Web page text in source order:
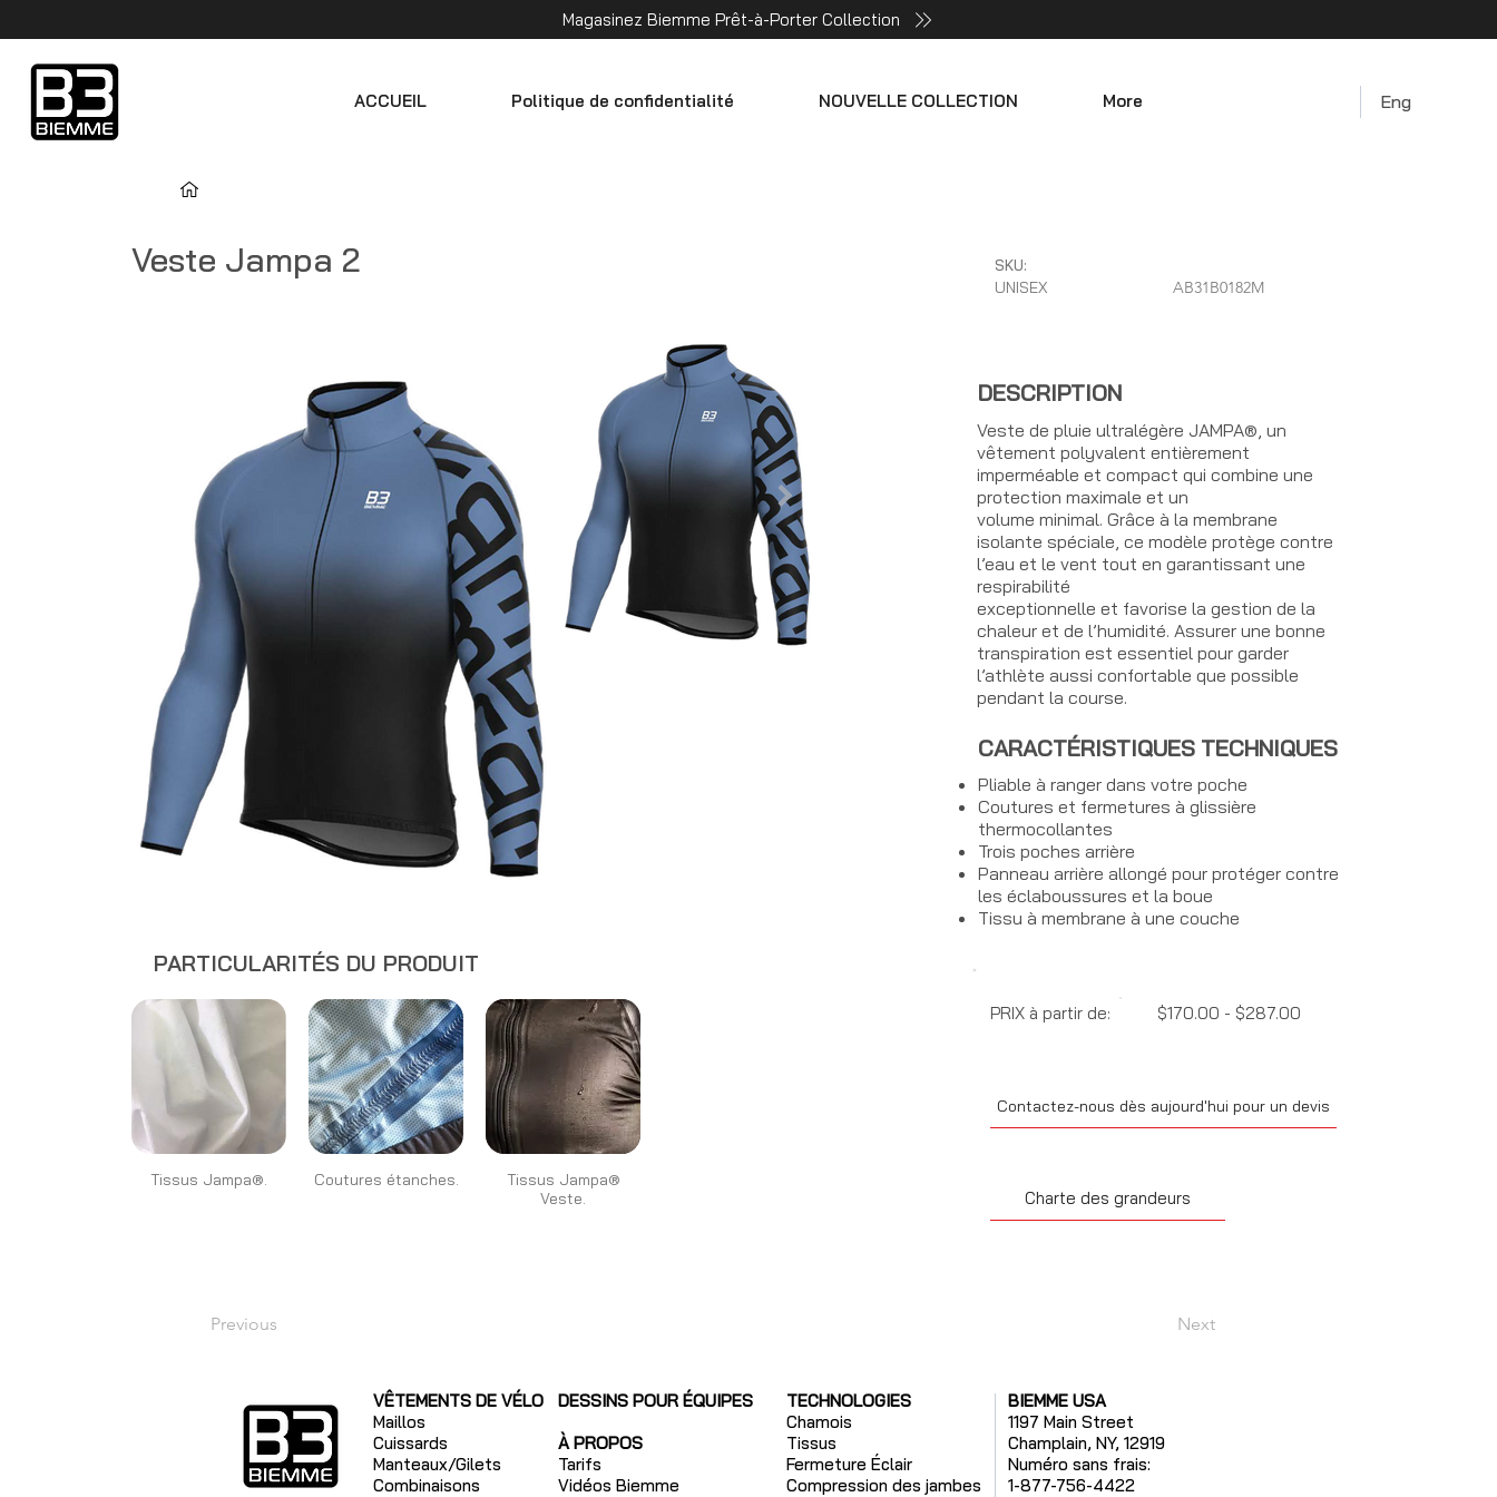
Magasinez Biemme Prêt-à-Porter Collection
ACCUEIL Politique de confidentialité NOUVELLE COLLECTION More Eng
Veste Jampa 2
PARTICULARITÉS DU PRODUIT
Tissus Jampa®. Coutures étanches.
Tissus Jampa®
Veste.
SKU:
UNISEX AB31B0182M
DESCRIPTION
Veste de pluie ultralégère JAMPA®, un
vêtement polyvalent entièrement
imperméable et compact qui combine une
protection maximale et un
volume minimal. Grâce à la membrane
isolante spéciale, ce modèle protège contre
l’eau et le vent tout en garantissant une
respirabilité
exceptionnelle et favorise la gestion de la
chaleur et de l’humidité. Assurer une bonne
transpiration est essentiel pour garder
l’athlète aussi confortable que possible
pendant la course.
CARACTÉRISTIQUES TECHNIQUES
Pliable à ranger dans votre poche
Coutures et fermetures à glissière
thermocollantes
Trois poches arrière
Panneau arrière allongé pour protéger contre
les éclaboussures et la boue
Tissu à membrane à une couche
PRIX à partir de: $170.00 - $287.00
Contactez-nous dès aujourd'hui pour un devis
Charte des grandeurs
Previous Next
VÊTEMENTS DE VÉLO
Maillos
Cuissards
Manteaux/Gilets
Combinaisons
DESSINS POUR ÉQUIPES
À PROPOS
Tarifs
Vidéos Biemme
TECHNOLOGIES
Chamois
Tissus
Fermeture Éclair
Compression des jambes
BIEMME USA
1197 Main Street
Champlain, NY, 12919
Numéro sans frais:
1-877-756-4422